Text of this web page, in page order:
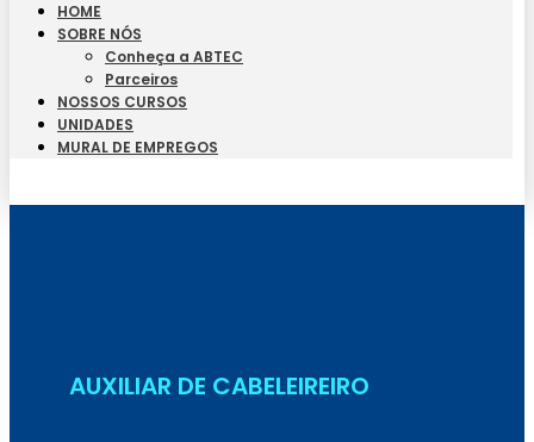
HOME
SOBRE NÓS
Conheça a ABTEC
Parceiros
NOSSOS CURSOS
UNIDADES
MURAL DE EMPREGOS
AUXILIAR DE CABELEIREIRO